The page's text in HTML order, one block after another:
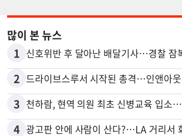
많이 본 뉴스
1
2 드라이브스루서 시작된 총격…인앤아
3
4 광고판 안에 사람이 산다?…LA 거리서